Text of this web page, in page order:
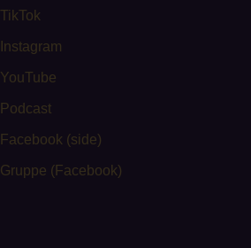
TikTok
Instagram
YouTube
Podcast
Facebook (side)
Gruppe (Facebook)